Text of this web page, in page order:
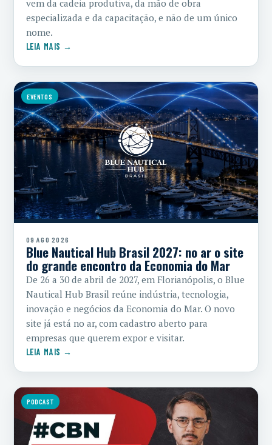
vem da cadeia produtiva, da mão de obra
especializada e da capacitação, e não de um único
nome.
LEIA MAIS →
EVENTOS
09 AGO 2026
Blue Nautical Hub Brasil 2027: no ar o site
do grande encontro da Economia do Mar
De 26 a 30 de abril de 2027, em Florianópolis, o Blue
Nautical Hub Brasil reúne indústria, tecnologia,
inovação e negócios da Economia do Mar. O novo
site já está no ar, com cadastro aberto para
empresas que querem expor e visitar.
LEIA MAIS →
PODCAST